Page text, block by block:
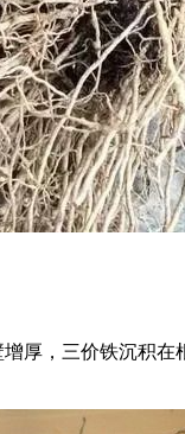
，三价铁沉积在